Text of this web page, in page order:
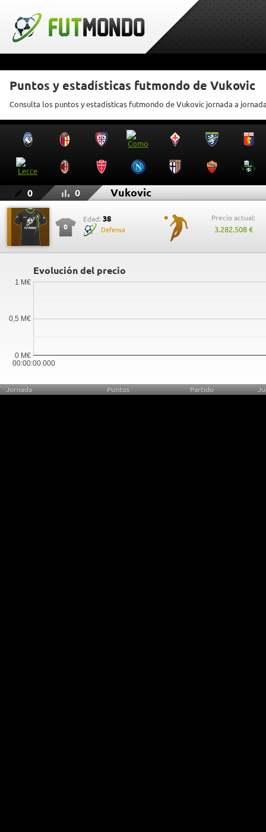
Puntos y estadísticas futmondo de Vukovic
Consulta los puntos y estadísticas futmondo de Vukovic jornada a
0 0 Vukovic
0
Edad: 38
Defensa
Precio actual:
3.282.508 €
Evolución del precio
00:00:00.000
0 M€
0,5 M€
1 M€
Jornada Puntos Partido